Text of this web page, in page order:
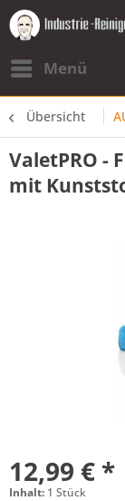
Menü
Übersicht
ValetPRO -
mit
12,99 € *
Inhalt: 1 Stück